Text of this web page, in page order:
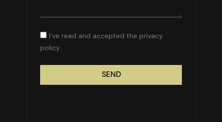
I've read and accepted the privacy
policy
SEND